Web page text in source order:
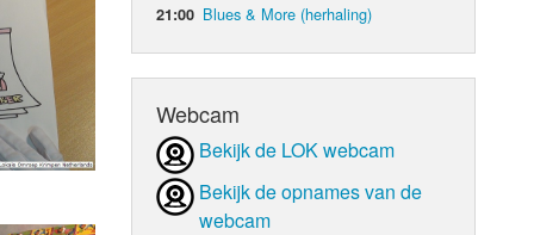
Orgaan
21:00 Blues & More (herhaling)
Webcam
Bekijk de LOK webcam
Bekijk de opnames van de
webcam